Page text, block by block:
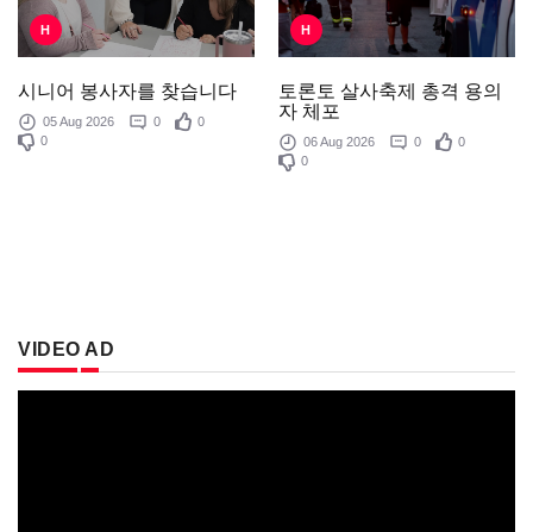
H
시니어 봉사자를 찾습니다
05 Aug 2026 0
0
0
H
토론토 살사축제 총격 용의
자 체포
06 Aug 2026 0
0
0
VIDEO AD